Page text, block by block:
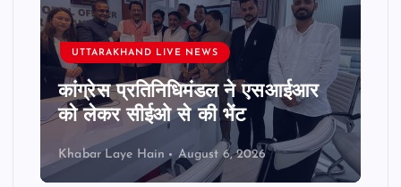
UTTARAKHAND LIVE NEWS
कांग्रेस प्रतिनिधिमंडल ने एसआईआर
को लेकर सीईओ से की भेंट
Khabar Laye Hain August 6, 2026